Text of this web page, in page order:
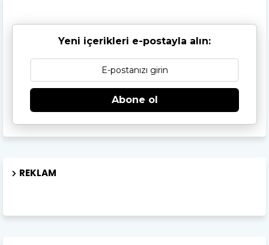
Yeni içerikleri e-postayla alın:
Abone ol
REKLAM